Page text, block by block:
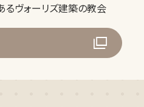
ヴォーリズ建築の教会